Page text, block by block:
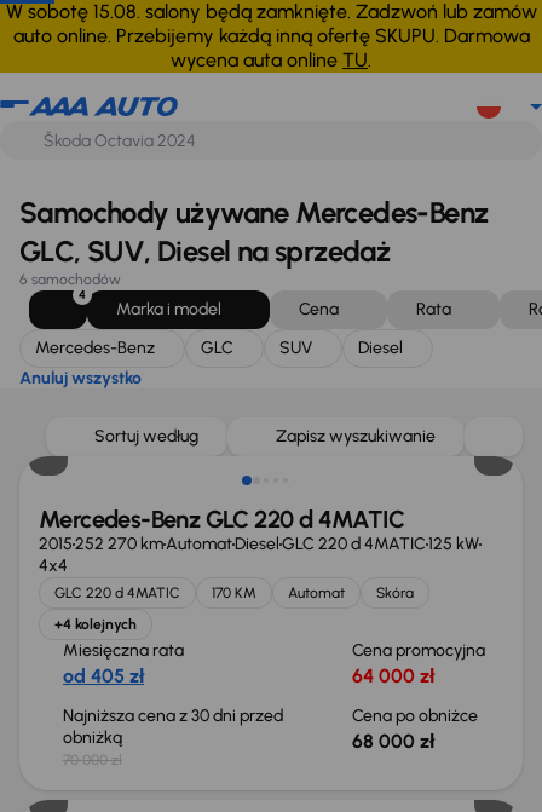
W sobotę 15.08. salony będą zamknięte. Zadzwoń lub zamów
auto online. Przebijemy każdą inną ofertę SKUPU. Darmowa
wycena auta online TU.
Mercedes-Benz GLC SUV Diesel Anuluj wszystko
Samochody używane Mercedes-Benz
GLC, SUV, Diesel na sprzedaż
6 samochodów
4
Marka i model Cena Rata
Mercedes-Benz
GLC SUV
Diesel
Anuluj wszystko
Sortuj według Zapisz wyszukiwanie
Taniej o 2 000 zł
Mercedes-Benz GLC 220 d 4MATIC
2015252 270 kmAutomatDieselGLC 220 d 4MATIC125 kW
4x4
GLC 220 d 4MATIC 170 KM Automat
Skóra
+4 kolejnych
Miesięczna rata
od 405 zł
Cena promocyjna
64 000 zł
Najniższa cena z 30 dni przed
obniżką
70 000 zł
Cena po obniżce
68 000 zł
Taniej o 3 000 zł